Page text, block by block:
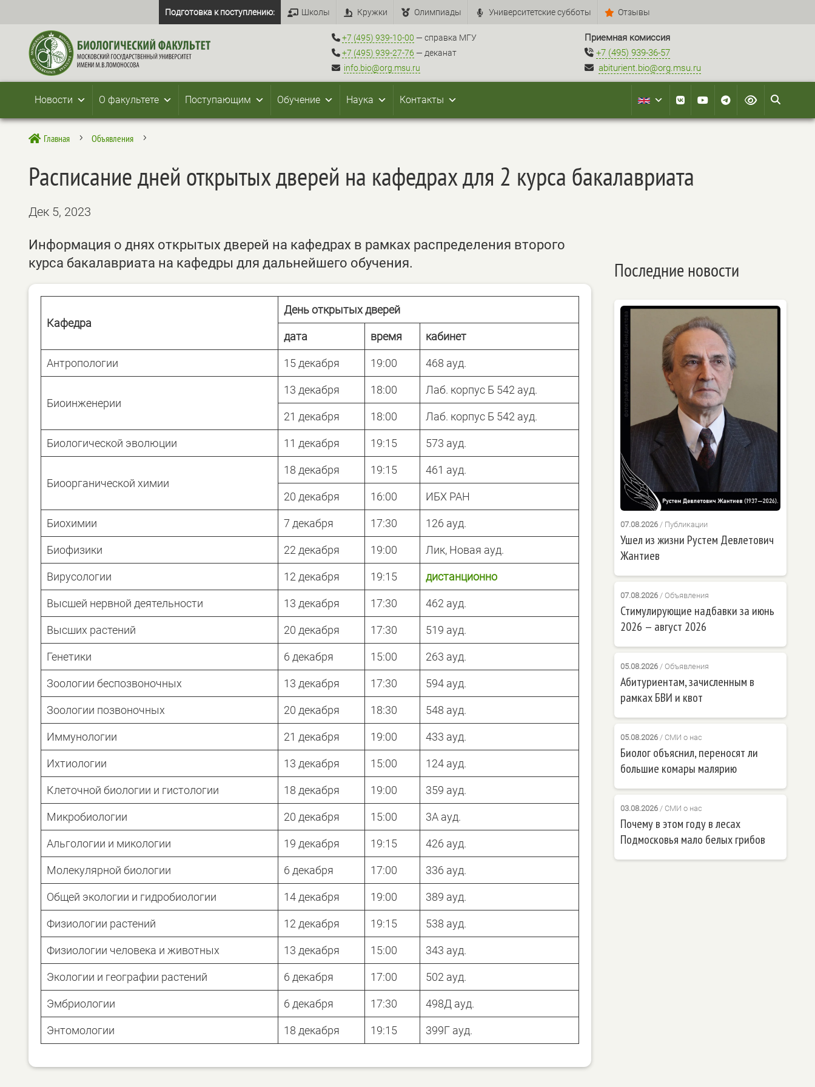
Подготовка к поступлению: Школы Кружки Олимпиады Университетские субботы Отзывы
+7 (495) 939-10-00 — справка МГУ
+7 (495) 939-27-76 — деканат
info.bio@org.msu.ru
Приемная комиссия
+7 (495) 939-36-57
abiturient.bio@org.msu.ru
Новости О факультете Поступающим Обучение Наука Контакты
 Главная 5 Объявления 5
Расписание дней открытых дверей на кафедрах для 2 курса бакалавриата
Дек 5, 2023
Информация о днях открытых дверей на кафедрах в рамках распределения второго
курса бакалавриата на кафедры для дальнейшего обучения.
Кафедра
День открытых дверей
дата время кабинет
Антропологии 15 декабря 19:00 468 ауд.
Биоинженерии
13 декабря 18:00 Лаб. корпус Б 542 ауд.
21 декабря 18:00 Лаб. корпус Б 542 ауд.
Биологической эволюции 11 декабря 19:15 573 ауд.
Биоорганической химии
18 декабря 19:15 461 ауд.
20 декабря 16:00 ИБХ РАН
Биохимии 7 декабря 17:30 126 ауд.
Биофизики 22 декабря 19:00 Лик, Новая ауд.
Вирусологии 12 декабря 19:15 дистанционно
Высшей нервной деятельности 13 декабря 17:30 462 ауд.
Высших растений 20 декабря 17:30 519 ауд.
Генетики 6 декабря 15:00 263 ауд.
Зоологии беспозвоночных 13 декабря 17:30 594 ауд.
Зоологии позвоночных 20 декабря 18:30 548 ауд.
Иммунологии 21 декабря 19:00 433 ауд.
Ихтиологии 13 декабря 15:00 124 ауд.
Клеточной биологии и гистологии 18 декабря 19:00 359 ауд.
Микробиологии 20 декабря 15:00 3А ауд.
Альгологии и микологии 19 декабря 19:15 426 ауд.
Молекулярной биологии 6 декабря 17:00 336 ауд.
Общей экологии и гидробиологии 14 декабря 19:00 389 ауд.
Физиологии растений 12 декабря 19:15 538 ауд.
Физиологии человека и животных 13 декабря 15:00 343 ауд.
Экологии и географии растений 6 декабря 17:00 502 ауд.
Эмбриологии 6 декабря 17:30 498Д ауд.
Энтомологии 18 декабря 19:15 399Г ауд.
Последние новости
07.08.2026/ Публикации
Ушел из жизни Рустем Девлетович
Жантиев
07.08.2026/ Объявления
Стимулирующие надбавки за июнь
2026 — август 2026
05.08.2026/ Объявления
Абитуриентам, зачисленным в
рамках БВИ и квот
05.08.2026/ СМИ о нас
Биолог объяснил, переносят ли
большие комары малярию
03.08.2026/ СМИ о нас
Почему в этом году в лесах
Подмосковья мало белых грибов